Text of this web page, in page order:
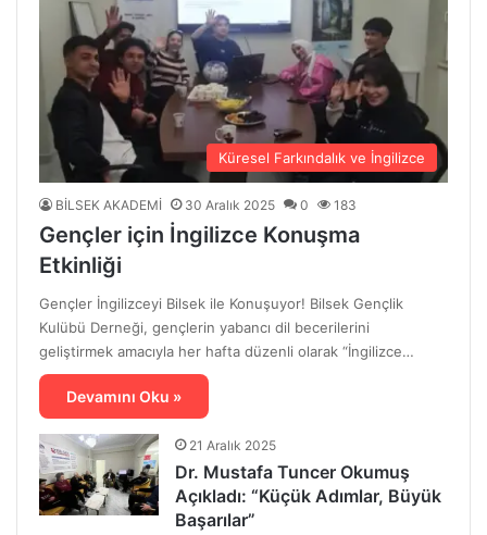
Küresel Farkındalık ve İngilizce
BİLSEK AKADEMİ 30 Aralık 2025 0 183
Gençler için İngilizce Konuşma
Etkinliği
Gençler İngilizceyi Bilsek ile Konuşuyor! Bilsek Gençlik
Kulübü Derneği, gençlerin yabancı dil becerilerini
geliştirmek amacıyla her hafta düzenli olarak “İngilizce…
Devamını Oku »
21 Aralık 2025
Dr. Mustafa Tuncer Okumuş
Açıkladı: “Küçük Adımlar, Büyük
Başarılar”